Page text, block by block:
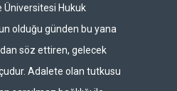
Üniversitesi Hukuk
olduğu günden bu yana
söz ettiren, gelecek
Adalete olan tutkusu